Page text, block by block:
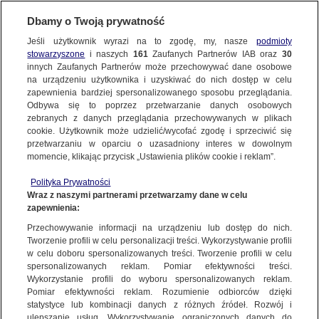
WARSZAWA
"UWAGA!" TVN
Na policję zadzwonił 11-letni chłopiec. Jego
mamę chwilę wcześniej zastrzelił ojciec
Oprac.Katarzyna Kędra
19.05.2026, 07:40
Posłuchaj artykułu
Czyta lektor AI
Dbamy o Twoją prywatność
Jeśli użytkownik wyrazi na to zgodę, my, nasze podmioty
stowarzyszone i naszych 161Zaufanych Partnerów IAB oraz 30
innych Zaufanych Partnerów może przechowywać dane osobowe
na urządzeniu użytkownika i uzyskiwać do nich dostęp w celu
zapewnienia bardziej spersonalizowanego sposobu przeglądania.
Odbywa się to poprzez przetwarzanie danych osobowych
zebranych z danych przeglądania przechowywanych w plikach
cookie. Użytkownik może udzielić/wycofać zgodę i sprzeciwić się
przetwarzaniu w oparciu o uzasadniony interes w dowolnym
momencie, klikając przycisk „Ustawienia plików cookie i reklam”.
Polityka Prywatności
Wraz z naszymi partnerami przetwarzamy dane w celu
zapewnienia:
Przechowywanie informacji na urządzeniu lub dostęp do nich.
Tworzenie profili w celu personalizacji treści. Wykorzystywanie profili
w celu doboru spersonalizowanych treści. Tworzenie profili w celu
spersonalizowanych reklam. Pomiar efektywności treści.
Wykorzystanie profili do wyboru spersonalizowanych reklam.
Pomiar efektywności reklam. Rozumienie odbiorców dzięki
statystyce lub kombinacji danych z różnych źródeł. Rozwój i